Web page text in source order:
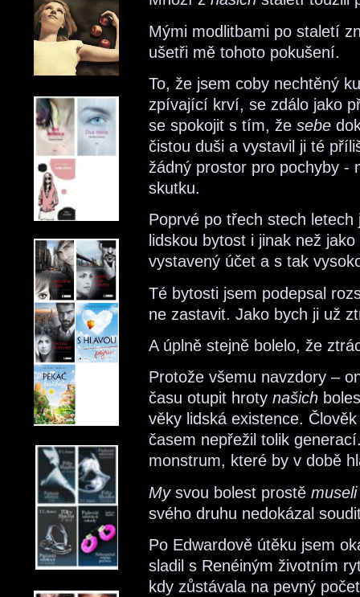
Mými modlitbami po staletí
ušetři mě tohoto pokušení.
To, že jsem coby nechtěný
zpívající krví, se zdálo jako
se spokojit s tím, že sebe
čistou duši a vystavil ji té
žádný prostor pro pochyby -
skutku.
Poprvé po třech stech
lidskou bytost i jinak než
vystavený účet a s tak
Té bytosti jsem podepsal
ne zastavit. Jako bych ji už
A úplně stejně bolelo, že
Protože všemu navzdory –
času otupit hroty našich
věky lidská existence.
časem nepřežil tolik
monstrum, které by v době
Mysvou bolest prostě museli
svého druhu nedokázal
Po Edwardově útěku jsem
sladil s Renéiným životním
kdy zůstávala na pevný